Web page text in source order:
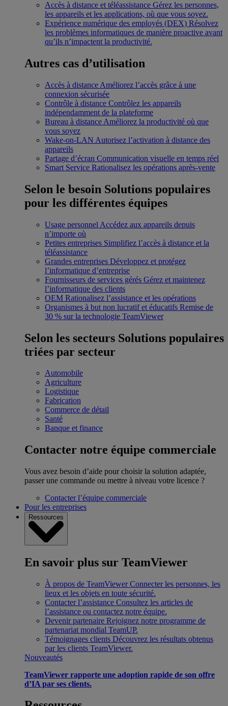
Accès à distance et téléassistance Gérez les personnes,
les appareils et les applications, où que vous soyez.
Expérience numérique des employés (DEX) Résolvez
les problèmes informatiques de manière proactive avant
qu’ils n’impactent la productivité.
Autres cas d’utilisation
Accès à distance Améliorez l’accès grâce à une
connexion sécurisée
Contrôle à distance Contrôlez les appareils
indépendamment de la plateforme
Bureau à distance Améliorez la productivité où que
vous soyez
Wake-on-LAN Autorisez l’activation à distance des
appareils
Partage d’écran Communication visuelle en temps réel
Smart Service Rationalisez les opérations après-vente
Selon le besoin Solutions populaires
pour les différentes équipes
Usage personnel Accédez aux appareils depuis
n’importe où
Petites entreprises Simplifiez l’accès à distance et la
téléassistance
Grandes entreprises Développez et protégez
l’informatique d’entreprise
Fournisseurs de services gérés Gérez et maintenez
l’informatique des clients
OEM Rationalisez l’assistance et les opérations
Organismes à but non lucratif et éducatifs Remise de
30 % sur la technologie TeamViewer
Selon les secteurs Solutions populaires
triées par secteur
Automobile
Agriculture
Logistique
Fabrication
Commerce de détail
Santé
Banque et finance
Contacter notre équipe commerciale
Vous avez besoin d’aide pour choisir la solution adaptée,
passer une commande ou mettre à niveau votre licence ?
Contacter l’équipe commerciale
Pour les entreprises
Ressources
En savoir plus sur TeamViewer
À propos de TeamViewer Connecter les personnes, les
lieux et les objets en toute sécurité.
Contacter l’assistance Consultez les articles de
l’assistance ou contactez notre équipe.
Devenir partenaire Rejoignez notre programme de
partenariat mondial TeamUP.
Témoignages clients Découvrez les résultats obtenus
par les clients TeamViewer.
Nouveautés
TeamViewer rapporte une adoption rapide de son offre
d’IA par ses clients.